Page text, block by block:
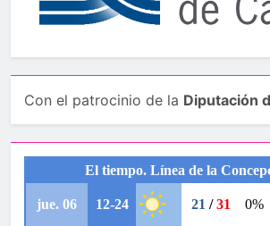
Con el patrocinio de la Diputación